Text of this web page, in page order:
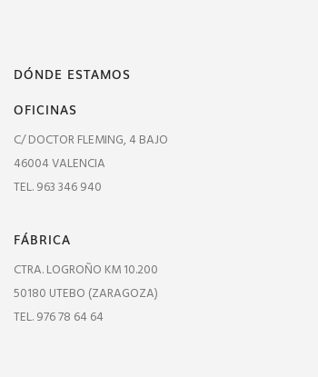
DÓNDE ESTAMOS
OFICINAS
C/ DOCTOR FLEMING, 4 BAJO
46004 VALENCIA
TEL. 963 346 940
FÁBRICA
CTRA. LOGROÑO KM 10.200
50180 UTEBO (ZARAGOZA)
TEL. 976 78 64 64